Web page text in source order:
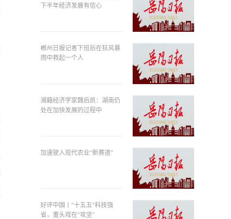
下半年经济发展有信心
郴州日报记者下班后在狂风暴
雨中救起一个人
湘籍经济学家魏后凯：湖南仍
处在加快发展的过程中
加速驶入现代农业“新赛道”
好评中国丨“十五五”科技强
省，重头戏在“攻坚”